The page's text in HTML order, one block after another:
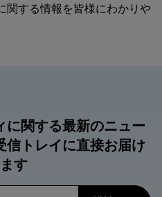
関する情報を皆様にわかりや
に関する最新のニュー
信トレイに直接お届け
す